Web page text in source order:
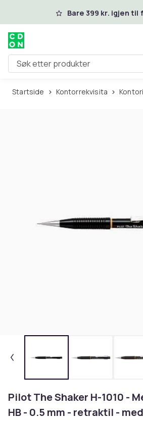
Hopp til hovedinnhold
Bare 399 kr. igjen
Søk etter produkter
Startside Kontorrekvisita
Pilot The Shaker H-1010 -
HB - 0.5 mm - retraktil -